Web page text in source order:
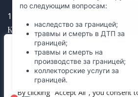
We value your privacy
We use cookies to enhance your
serve personalized ads or content,
By clicking "Accept All", you consent
12.03.2025
Как правильно оформить
избежание судебных споров
12.03.2025